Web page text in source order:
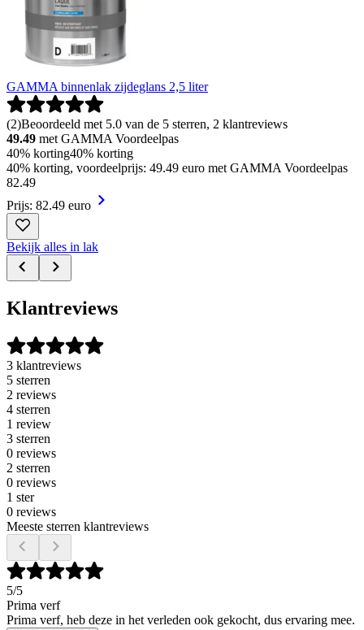
GAMMA binnenlak zijdeglans 2,5 liter
(2)Beoordeeld met 5.0 van de 5 sterren, 2 klantreviews
49.49 met GAMMA Voordeelpas
40% korting40% korting
40% korting, voordeelprijs: 49.49 euro met GAMMA Voordeelpas
82.49
Prijs: 82.49 euro
Bekijk alles in lak
Klantreviews
3 klantreviews
5 sterren
2 reviews
4 sterren
1 review
3 sterren
0 reviews
2 sterren
0 reviews
1 ster
0 reviews
Meeste sterren klantreviews
5/5
Prima verf
Prima verf, heb deze in het verleden ook gekocht, dus ervaring mee.